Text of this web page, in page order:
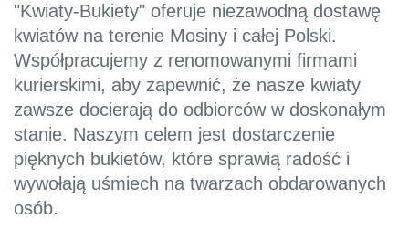
"Kwiaty-Bukiety" oferuje niezawodną dostawę
kwiatów na terenie Mosiny i całej Polski.
Współpracujemy z renomowanymi firmami
kurierskimi, aby zapewnić, że nasze kwiaty
zawsze docierają do odbiorców w doskonałym
stanie. Naszym celem jest dostarczenie
pięknych bukietów, które sprawią radość i
wywołają uśmiech na twarzach obdarowanych
osób.